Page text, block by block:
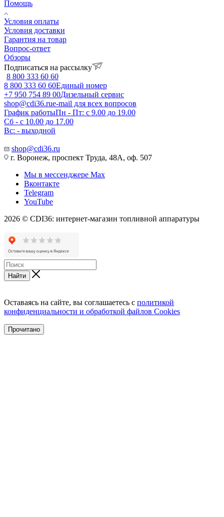
Помощь
Условия оплаты
Условия доставки
Гарантия на товар
Вопрос-ответ
Обзоры
Подписаться на рассылку
8 800 333 60 60
8 800 333 60 60Единый номер
+7 950 754 89 00Дизельный сервис
shop@cdi36.rue-mail для всех вопросов
График работыПн - Пт: с 9.00 до 19.00
Сб - с 10.00 до 17.00
Вс: - выходной
shop@cdi36.ru
г. Воронеж, проспект Труда, 48А, оф. 507
Мы в мессенджере Max
Вконтакте
Telegram
YouTube
2026 © CDI36: интернет-магазин топливной аппаратуры
Найти
Оставаясь на сайте, вы соглашаетесь с политикой
конфиденциальности и обработкой файлов Cookies
Прочитано